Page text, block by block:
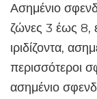
Ασημένιο
ζώνες 3 έως 8,
ιριδίζοντα,
περισσότεροι
ασημένιο